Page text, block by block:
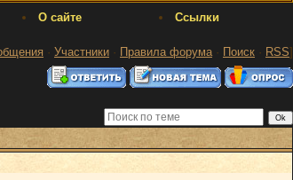
О сайте Ссылки
· Участники · Правила форума· Поиск · RSS]